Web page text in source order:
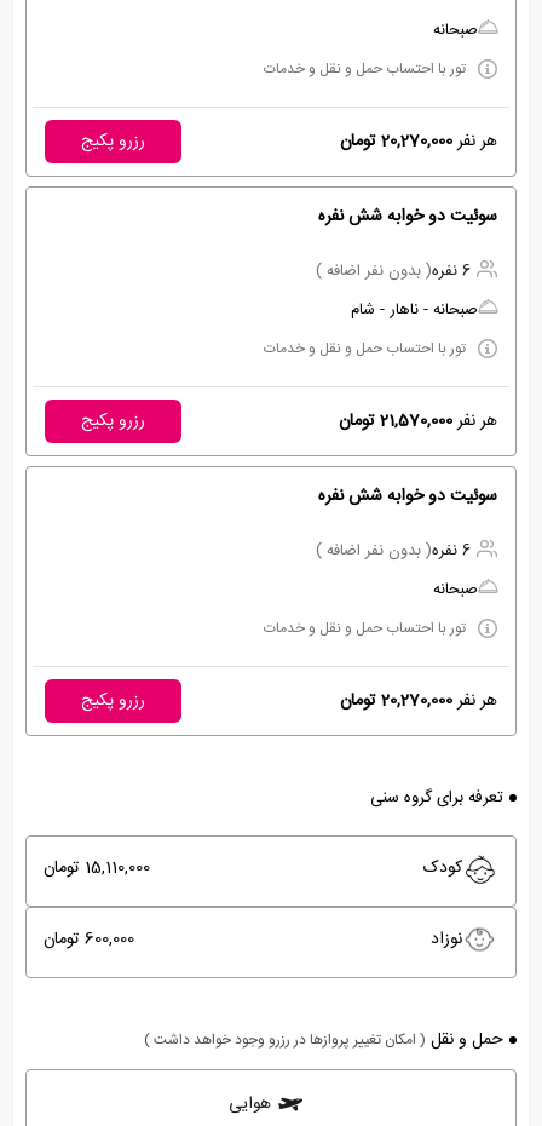
صبحانه
تور با احتساب حمل و نقل و خدمات
هر نفر20,270,000 تومان رزرو پکیج
سوئیت دو خوابه شش نفره
6 نفره
( بدون نفر اضافه )
صبحانه - ناهار - شام
تور با احتساب حمل و نقل و خدمات
هر نفر21,570,000 تومان رزرو پکیج
سوئیت دو خوابه شش نفره
6 نفره
( بدون نفر اضافه )
صبحانه
تور با احتساب حمل و نقل و خدمات
هر نفر20,270,000 تومان رزرو پکیج
تعرفه برای گروه سنی
کودک 15,110,000 تومان
نوزاد 600,000 تومان
حمل و نقل ( امکان تغییر پروازها در رزرو وجود خواهد داشت )
هوایی